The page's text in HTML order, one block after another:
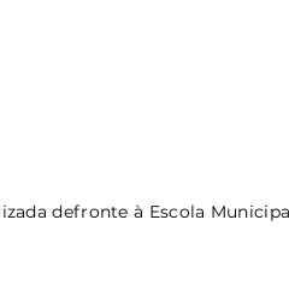
defronte à Escola